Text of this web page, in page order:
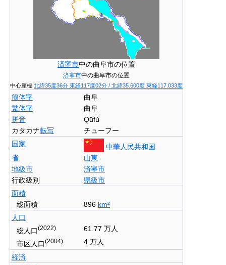
済寧市中の曲阜市の位置
済寧市中の曲阜市の位置
中心座標 北緯35度36分 東経117度02分 / 北緯35.600度 東経117.033度
簡体字
曲阜
繁体字
曲阜
拼音
Qūfù
カタカナ転写
チューフー
国家
中華人民共和国
省
山東
地級市
済寧市
行政級別
県級市
面積
総面積
896 km²
人口
総人口(2022)
61.77 万人
市区人口(2004)
4 万人
経済